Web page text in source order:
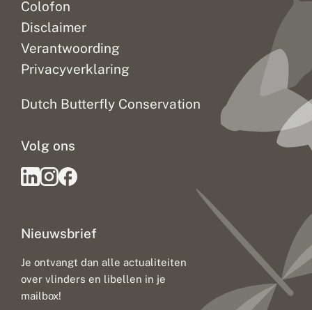
Colofon
Disclaimer
Verantwoording
Privacyverklaring
Dutch Butterfly Conservation
Nieuwsbrief
Je ontvangt dan alle actualiteiten
over vlinders en libellen in je
mailbox!
Volg ons